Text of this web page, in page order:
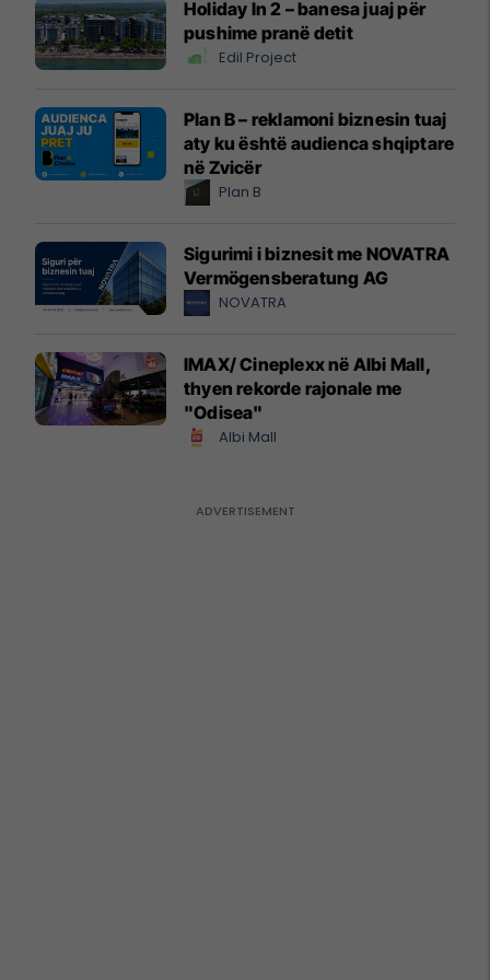
Holiday In 2 – banesa juaj për
pushime pranë detit
Edil Project
Plan B – reklamoni biznesin tuaj
aty ku është audienca shqiptare
në Zvicër
Plan B
Sigurimi i biznesit me NOVATRA
Vermögensberatung AG
NOVATRA
IMAX/ Cineplexx në Albi Mall,
thyen rekorde rajonale me
"Odisea"
Albi Mall